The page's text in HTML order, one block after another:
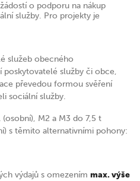
o podporu na nákup
služby. Pro projekty je
služeb obecného
poskytovatelé služby či obce,
převedou formou svěření
sociální služby.
M2 a M3 do 7,5 t
s těmito alternativními pohony:
výdajů s omezením max. výše